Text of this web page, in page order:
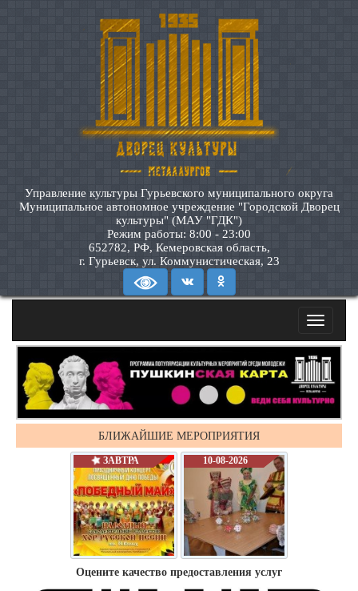
Управление культуры Гурьевского муниципального округа
Муниципальное автономное учреждение "Городской Дворец
культуры" (МАУ "ГДК")
Режим работы: 8:00 - 23:00
652782, РФ, Кемеровская область,
г. Гурьевск, ул. Коммунистическая, 23
Toggle
БЛИЖАЙШИЕ МЕРОПРИЯТИЯ
ЗАВТРА 10-08-2026
Оцените качество предоставления услуг